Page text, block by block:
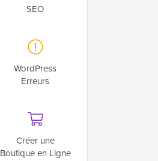
SEO
WordPress
Erreurs
Créer une
Boutique en Ligne